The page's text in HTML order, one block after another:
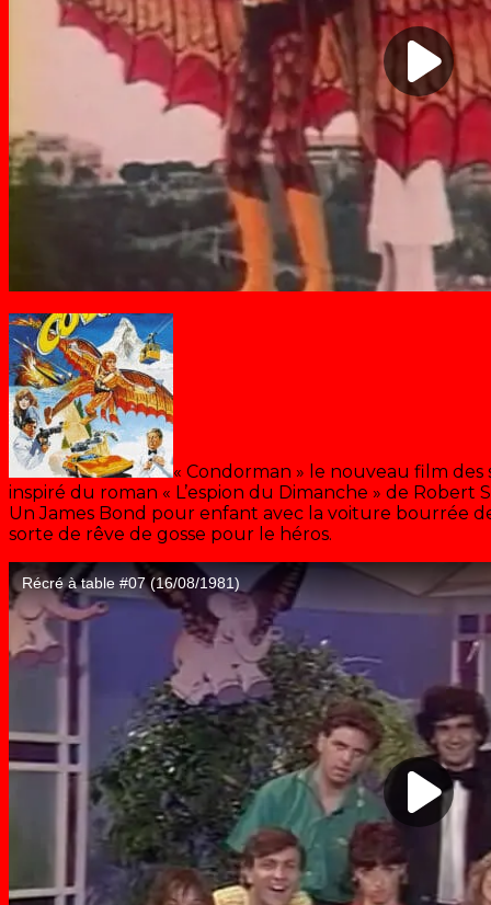
« Condorman » le nouveau film des
inspiré du roman « L’espion du Dimanche » de Robert
Un James Bond pour enfant avec la voiture bourrée
sorte de rêve de gosse pour le héros.